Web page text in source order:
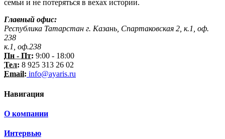
семьи и не потеряться в вехах истории.
Главный офис:
Республика Татарстан г. Казань, Спартаковская 2, к.1, оф.
238
к.1, оф.238
Пн - Пт: 9:00 - 18:00
Тел: 8 925 313 26 02
Email: info@ayaris.ru
Навигация
О компании
Интервью